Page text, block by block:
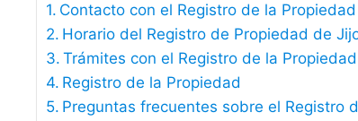
Contacto con el Registro de la
Horario del Registro de Propiedad de
Trámites con el Registro de la
Registro de la Propiedad
Preguntas frecuentes sobre el Registro